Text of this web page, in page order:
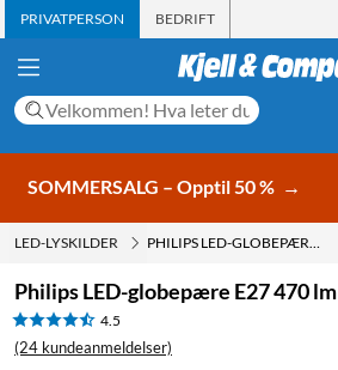
PRIVATPERSON BEDRIFT
SOMMERSALG – Opptil 50 % →
LED-LYSKILDER PHILIPS LED-GLOBEPÆRE E27 470 LM
Philips LED-globepære E27 470 lm
4.5
(24 kundeanmeldelser)